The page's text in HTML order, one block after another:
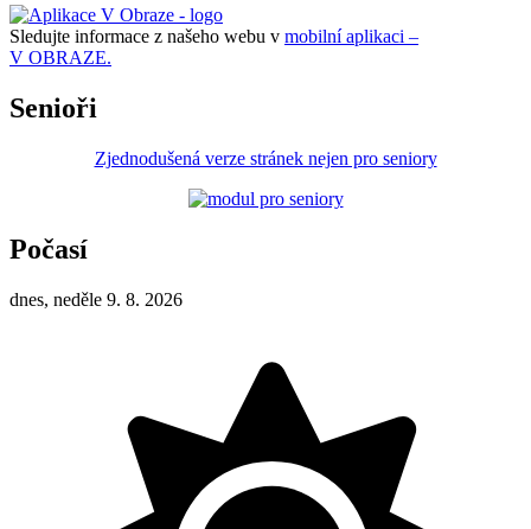
Sledujte informace z našeho webu v mobilní aplikaci –
V OBRAZE.
Senioři
Zjednodušená verze stránek nejen pro seniory
Počasí
dnes, neděle 9. 8. 2026